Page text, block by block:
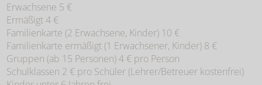
Erwachsene 5 €
Ermäßigt 4 €
Familienkarte (2 Erwachsene, Kinder) 10 €
Familienkarte ermäßigt (1 Erwachsener, Kinder) 8 €
Gruppen (ab 15 Personen) 4 € pro Person
Schulklassen 2 € pro Schüler (Lehrer/Betreuer kostenfrei)